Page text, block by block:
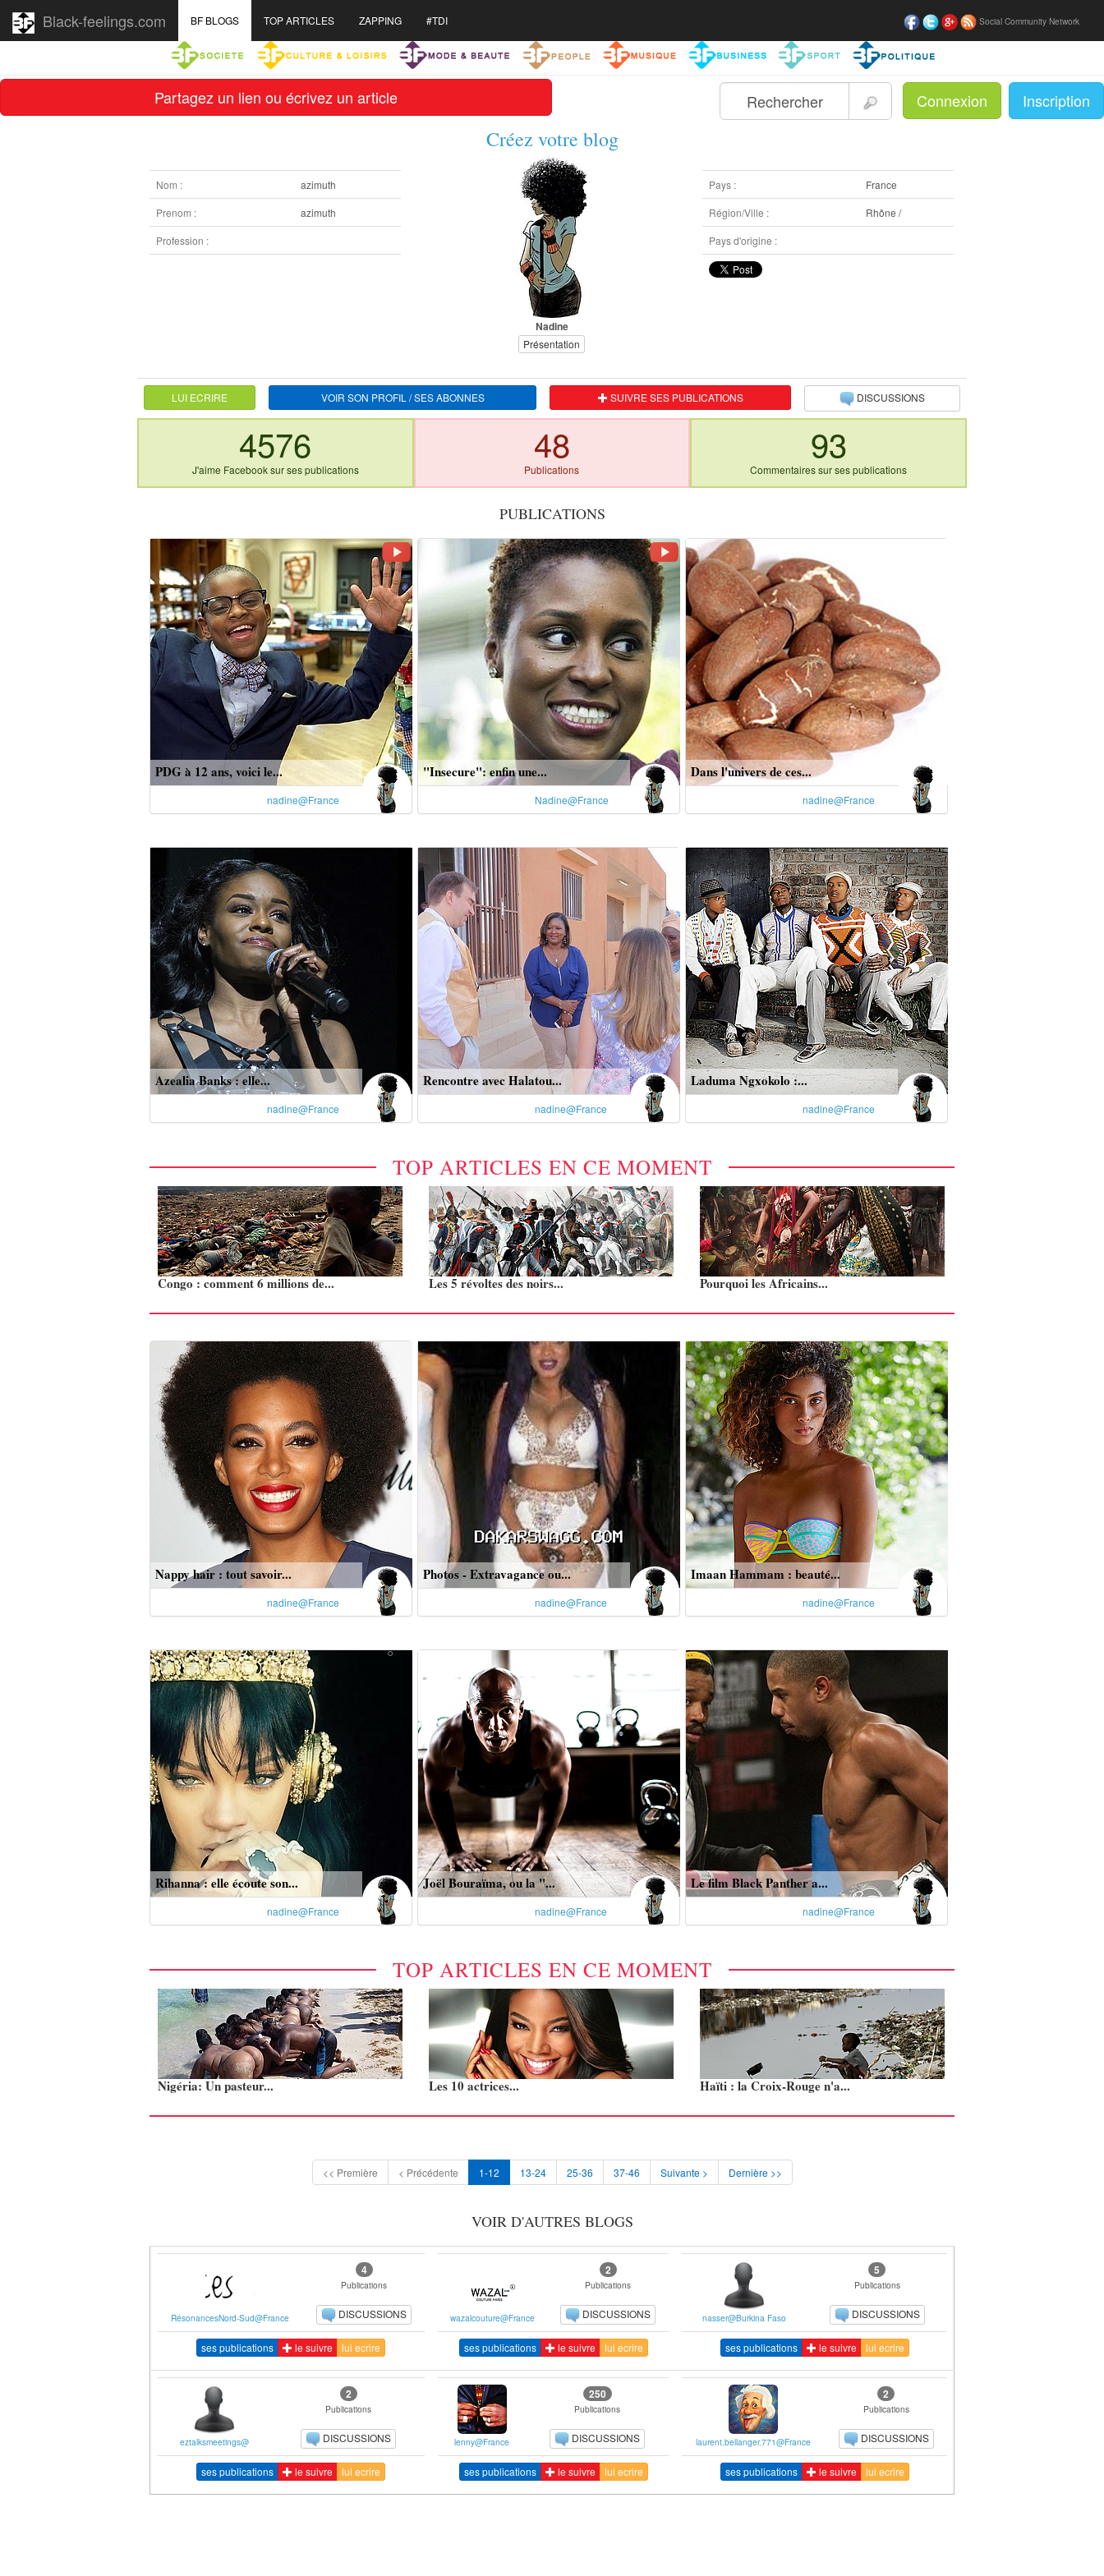
Partagez un lien ou écrivez un article Connexion Inscription
Black-feelings.com Social Community Network
BF BLOGS TOP ARTICLES ZAPPING #TDI
Créez votre blog
Nom :
azimuth
Prenom :
azimuth
Profession :
Nadine
Présentation
Pays :
France
Région/Ville :
Rhône /
Pays d'origine :
LUI ECRIRE VOIR SON PROFIL / SES ABONNES SUIVRE SES PUBLICATIONS DISCUSSIONS
4576
J'aime Facebook sur ses publications
48
Publications
93
Commentaires sur ses publications
PUBLICATIONS
PDG à 12 ans, voici le...
nadine@France
"Insecure": enfin une...
Nadine@France
Dans l'univers de ces...
nadine@France
Azealia Banks : elle...
nadine@France
Rencontre avec Halatou...
nadine@France
Laduma Ngxokolo :...
nadine@France
TOP ARTICLES EN CE MOMENT
Congo : comment 6 millions de... Les 5 révoltes des noirs... Pourquoi les Africains...
Nappy hair : tout savoir...
nadine@France
Photos - Extravagance ou...
nadine@France
Imaan Hammam : beauté...
nadine@France
Rihanna : elle écoute son...
nadine@France
Joël Bouraïma, ou la "...
nadine@France
Le film Black Panther a...
nadine@France
TOP ARTICLES EN CE MOMENT
Nigéria: Un pasteur... Les 10 actrices... Haïti : la Croix-Rouge n'a...
<< Première < Précédente 1-12 13-24 25-36 37-46 Suivante > Dernière >>
VOIR D'AUTRES BLOGS
RésonancesNord-Sud@France
4
Publications
DISCUSSIONS
ses publications le suivre lui ecrire
wazalcouture@France
2
Publications
DISCUSSIONS
ses publications le suivre lui ecrire
nasser@Burkina Faso
5
Publications
DISCUSSIONS
ses publications le suivre lui ecrire
eztalksmeetings@
2
Publications
DISCUSSIONS
ses publications le suivre lui ecrire
lenny@France
250
Publications
DISCUSSIONS
ses publications le suivre lui ecrire
laurent.bellanger.771@France
2
Publications
DISCUSSIONS
ses publications le suivre lui ecrire